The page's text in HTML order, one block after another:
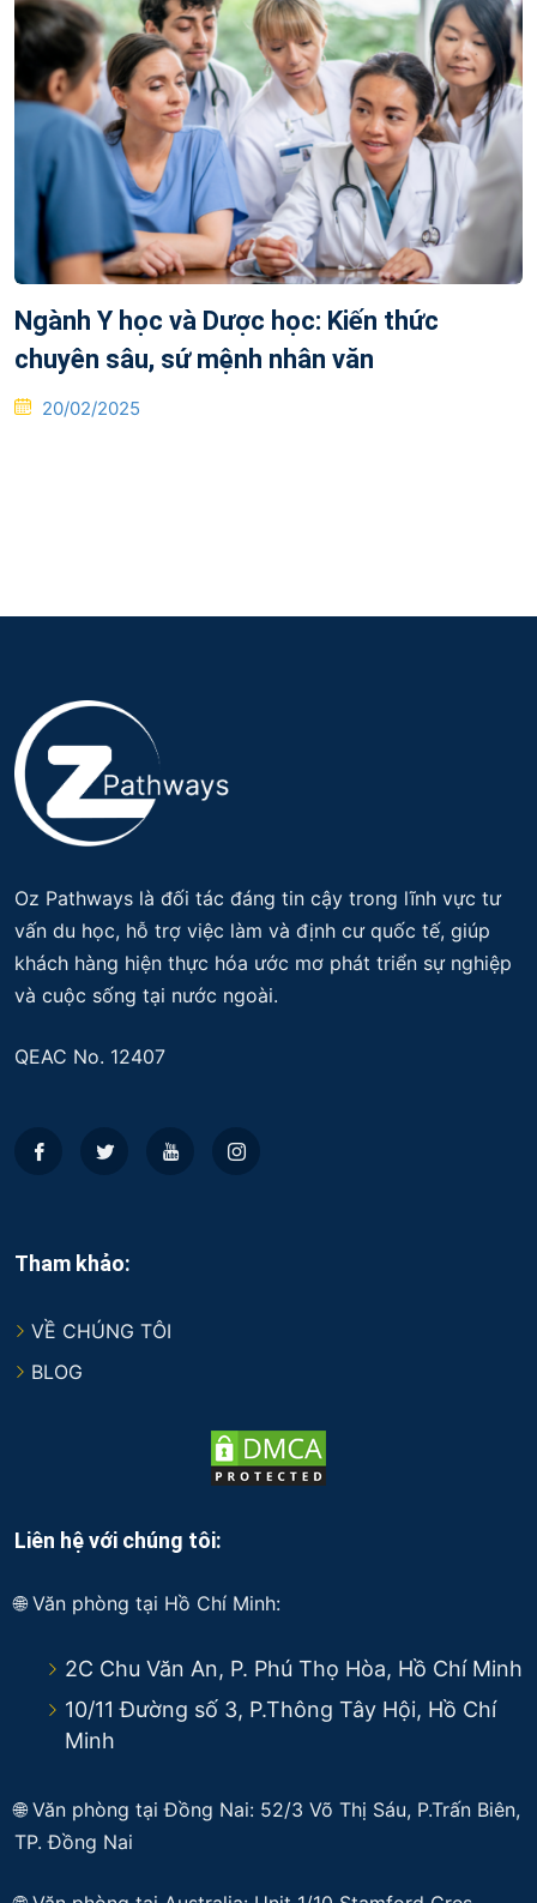
Ngành Y học và Dược học: Kiến thức
chuyên sâu, sứ mệnh nhân văn
Posted
20/02/2025
Oz Pathways là đối tác đáng tin cậy trong lĩnh vực tư
vấn du học, hỗ trợ việc làm và định cư quốc tế, giúp
khách hàng hiện thực hóa ước mơ phát triển sự nghiệp
và cuộc sống tại nước ngoài.
QEAC No. 12407
Tham khảo:
VỀ CHÚNG TÔI
BLOG
Liên hệ với chúng tôi:
🌐 Văn phòng tại Hồ Chí Minh:
2C Chu Văn An, P. Phú Thọ Hòa, Hồ Chí Minh
10/11 Đường số 3, P.Thông Tây Hội, Hồ Chí
Minh
🌐 Văn phòng tại Đồng Nai: 52/3 Võ Thị Sáu, P.Trấn Biên,
TP. Đồng Nai